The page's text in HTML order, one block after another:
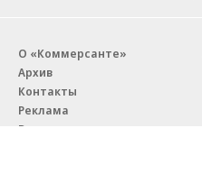
О «Коммерсанте»
Архив
Контакты
Реклама
Вакансии